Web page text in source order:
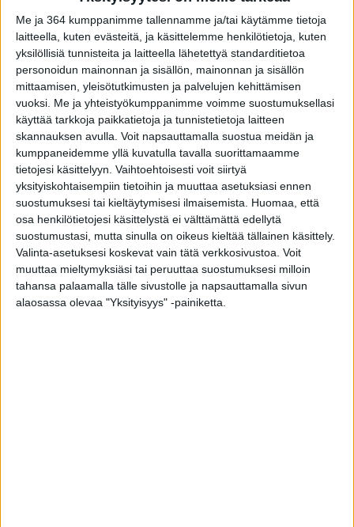
Me ja 364 kumppanimme tallennamme ja/tai käytämme tietoja
laitteella, kuten evästeitä, ja käsittelemme henkilötietoja, kuten
yksilöllisiä tunnisteita ja laitteella lähetettyä standarditietoa
personoidun mainonnan ja sisällön, mainonnan ja sisällön
mittaamisen, yleisötutkimusten ja palvelujen kehittämisen
vuoksi. Me ja yhteistyökumppanimme voimme suostumuksellasi
käyttää tarkkoja paikkatietoja ja tunnistetietoja laitteen
skannauksen avulla. Voit napsauttamalla suostua meidän ja
kumppaneidemme yllä kuvatulla tavalla suorittamaamme
tietojesi käsittelyyn. Vaihtoehtoisesti voit siirtyä
yksityiskohtaisempiin tietoihin ja muuttaa asetuksiasi ennen
suostumuksesi tai kieltäytymisesi ilmaisemista. Huomaa, että
osa henkilötietojesi käsittelystä ei välttämättä edellytä
suostumustasi, mutta sinulla on oikeus kieltää tällainen käsittely.
Valinta-asetuksesi koskevat vain tätä verkkosivustoa. Voit
muuttaa mieltymyksiäsi tai peruuttaa suostumuksesi milloin
tahansa palaamalla tälle sivustolle ja napsauttamalla sivun
alaosassa olevaa "Yksityisyys" -painiketta.
Arvoimmme tammikuussa ikkunaremontin maksuttoman
kuntokartoituksen varanneille tehokkaan Daikin Comfora 25
-ilmalämpöpumpun. Samalla arvontaan osallistujat saivat
itselleen huippuhyvän tarjouksen ikkunaremontista.
Arvonnan voitto osui Tapiolle Ähtäriin ja olemme
ilmoittaneet voitosta Tapiolle henkilökohtaisesti. Tiivi
onnittelee Tapiota vielä voitosta!
Arvomme vielä yhdenilmalämpöpumpun helmikuun aikana,
oletko sinä seuraava onnellinen voittaja? Pyydä nyt
huippuhyvä tarjous ikkunaremontista Tiiviltä ja varaa
maksuton ikkunaremontin kuntokartoitus.